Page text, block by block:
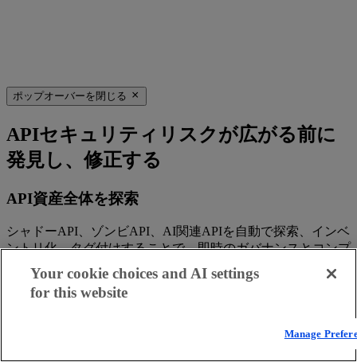
ポップオーバーを閉じる
APIセキュリティリスクが広がる前に
発見し、修正する
API資産全体を探索
シャドーAPI、ゾンビAPI、AI関連APIを自動で探索、インベ
ントリ化、タグ付けすることで、即時のガバナンスとコンプ
ライアンスを実現します。
脆弱なAPIを特定
Your cookie choices and AI settings
for this website
Manage